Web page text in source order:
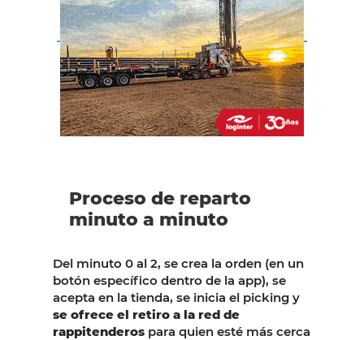
Proceso de reparto
minuto a minuto
Del minuto 0 al 2, se crea la orden (en un
botón específico dentro de la app), se
acepta en la tienda, se inicia el picking y
se ofrece el retiro a la red de
rappitenderos para quien esté más cerca